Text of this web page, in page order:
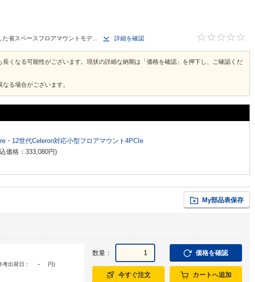
省スペースフロアマウントモデ... 詳細を確認
くなる可能性がございます。現状の詳細な納期は「価格を確認」を押下し、ご確認くだ
る場合がございます。
・12世代Celeron対応小型フロアマウント4PCIe
価格： 333,080円)
My部品表保存
考出荷日： - 円)
数量： 価格を確認
今すぐ注文 カートへ追加